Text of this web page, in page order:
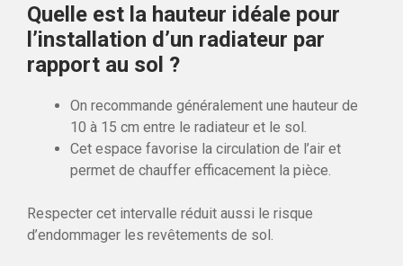
Quelle est la hauteur idéale pour
l’installation d’un radiateur par
rapport au sol ?
On recommande généralement une hauteur de
10 à 15 cm entre le radiateur et le sol.
Cet espace favorise la circulation de l’air et
permet de chauffer efficacement la pièce.
Respecter cet intervalle réduit aussi le risque
d’endommager les revêtements de sol.